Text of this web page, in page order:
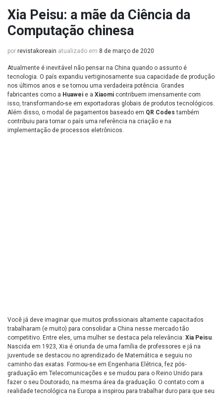
Xia Peisu: a mãe da Ciência da
Computação chinesa
por revistakoreain atualizado em 8 de março de 2020
Atualmente é inevitável não pensar na China quando o assunto é
tecnologia. O país expandiu vertiginosamente sua capacidade de produção
nos últimos anos e se tornou uma verdadeira potência. Grandes
fabricantes como a Huawei e a Xiaomi contribuem imensamente com
isso, transformando-se em exportadoras globais de produtos tecnológicos.
Além disso, o modal de pagamentos baseado em QR Codes também
contribuiu para tornar o país uma referência na criação e na
implementação de processos eletrônicos.
Você já deve imaginar que muitos profissionais altamente capacitados
trabalharam (e muito) para consolidar a China nesse mercado tão
competitivo. Entre eles, uma mulher se destaca pela relevância: Xia Peisu.
Nascida em 1923, Xia é oriunda de uma família de professores e já na
juventude se destacou no aprendizado de Matemática e seguiu no
caminho das exatas. Formou-se em Engenharia Elétrica, fez pós-
graduação em Telecomunicações e se mudou para o Reino Unido para
fazer o seu Doutorado, na mesma área da graduação. O contato com a
realidade tecnológica na Europa a inspirou para trabalhar duro para que seu